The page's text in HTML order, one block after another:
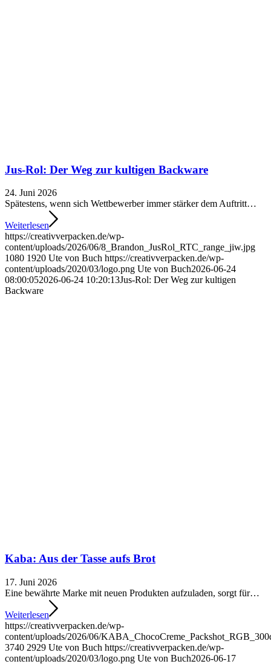
Jus-Rol: Der Weg zur kultigen Backware
24. Juni 2026
Spätestens, wenn sich Wettbewerber immer stärker dem Auftritt…
Weiterlesen
https://creativverpacken.de/wp-
content/uploads/2026/06/8_Brandon_JusRol_RTC_range_jiw.jpg
1080 1920 Ute von Buch https://creativverpacken.de/wp-
content/uploads/2020/03/logo.png Ute von Buch2026-06-24
08:00:052026-06-24 10:20:13Jus-Rol: Der Weg zur kultigen
Backware
Kaba: Aus der Tasse aufs Brot
17. Juni 2026
Eine bewährte Marke mit neuen Produkten aufzuladen, sorgt für…
Weiterlesen
https://creativverpacken.de/wp-
content/uploads/2026/06/
3740 2929 Ute von Buch https://creativverpacken.de/wp-
content/uploads/2020/03/logo.png Ute von Buch2026-06-17